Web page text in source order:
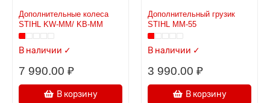
Дополнительные колеса
STIHL KW-MM/ KB-MM
В наличии ✓
7 990.00 ₽
В корзину
Дополнительный грузик
STIHL ММ-55
В наличии ✓
3 990.00 ₽
В корзину